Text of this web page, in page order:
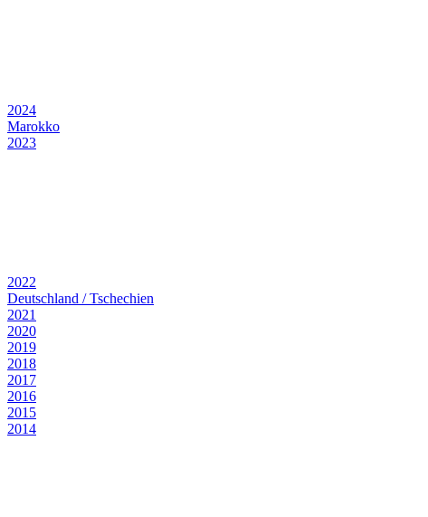
2024
Marokko
2023
2022
Deutschland / Tschechien
2021
2020
2019
2018
2017
2016
2015
2014